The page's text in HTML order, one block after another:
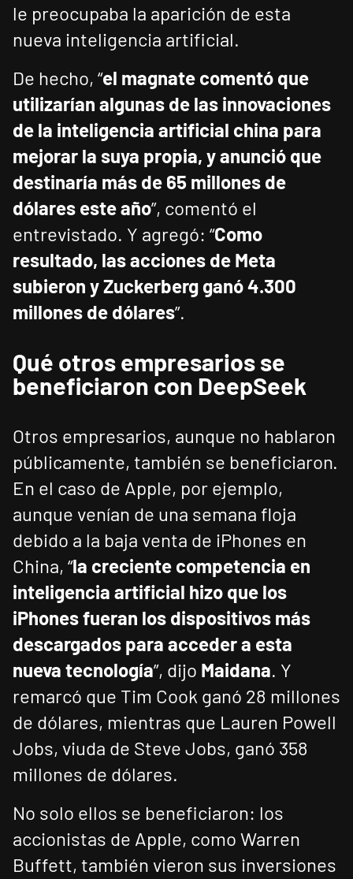
le preocupaba la aparición de esta
nueva inteligencia artificial.
De hecho, “el magnate comentó que
utilizarían algunas de las innovaciones
de la inteligencia artificial china para
mejorar la suya propia, y anunció que
destinaría más de 65 millones de
dólares este año”, comentó el
entrevistado. Y agregó: “Como
resultado, las acciones de Meta
subieron y Zuckerberg ganó 4.300
millones de dólares”.
Qué otros empresarios se
beneficiaron con DeepSeek
Otros empresarios, aunque no hablaron
públicamente, también se beneficiaron.
En el caso de Apple, por ejemplo,
aunque venían de una semana floja
debido a la baja venta de iPhones en
China, “la creciente competencia en
inteligencia artificial hizo que los
iPhones fueran los dispositivos más
descargados para acceder a esta
nueva tecnología”, dijo Maidana. Y
remarcó que Tim Cook ganó 28 millones
de dólares, mientras que Lauren Powell
Jobs, viuda de Steve Jobs, ganó 358
millones de dólares.
No solo ellos se beneficiaron: los
accionistas de Apple, como Warren
Buffett, también vieron sus inversiones